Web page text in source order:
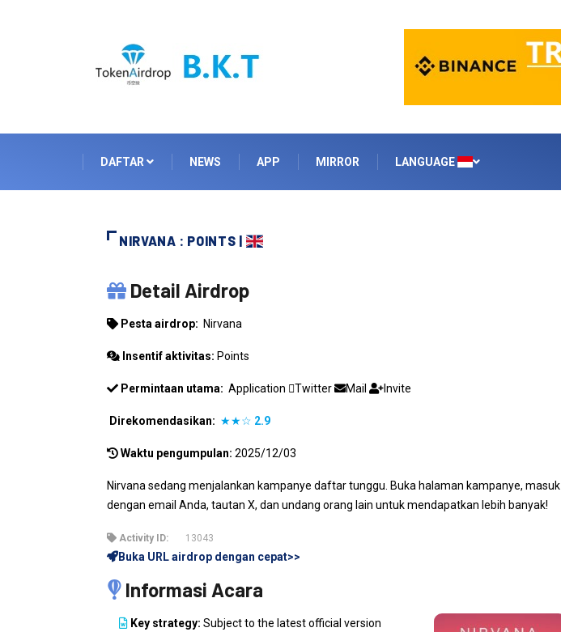
DAFTAR NEWS APP MIRROR LANGUAGE
NIRVANA : POINTS |
NIRVANA
Detail Airdrop
Pesta airdrop: Nirvana
Insentif aktivitas: Points
Permintaan utama: Application Twitter Mail Invite
Direkomendasikan: ★★☆ 2.9
Waktu pengumpulan: 2025/12/03
Nirvana sedang menjalankan kampanye daftar tunggu. Buka halaman kampanye, masuk
dengan email Anda, tautan X, dan undang orang lain untuk mendapatkan lebih banyak!
Activity ID: 13043
Buka URL airdrop dengan cepat>>
Informasi Acara
Key strategy: Subject to the latest official version